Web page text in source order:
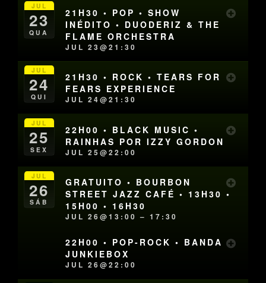
JUL
23
QUA
21H30 • POP • SHOW
INÉDITO • DUODERIZ & THE
FLAME ORCHESTRA
JUL 23@21:30
JUL
24
QUI
21H30 • ROCK • TEARS FOR
FEARS EXPERIENCE
JUL 24@21:30
JUL
25
SEX
22H00 • BLACK MUSIC •
RAINHAS POR IZZY GORDON
JUL 25@22:00
JUL
26
SÁB
GRATUITO • BOURBON
STREET JAZZ CAFÉ • 13H30 •
15H00 • 16H30
JUL 26@13:00 – 17:30
22H00 • POP-ROCK • BANDA
JUNKIEBOX
JUL 26@22:00